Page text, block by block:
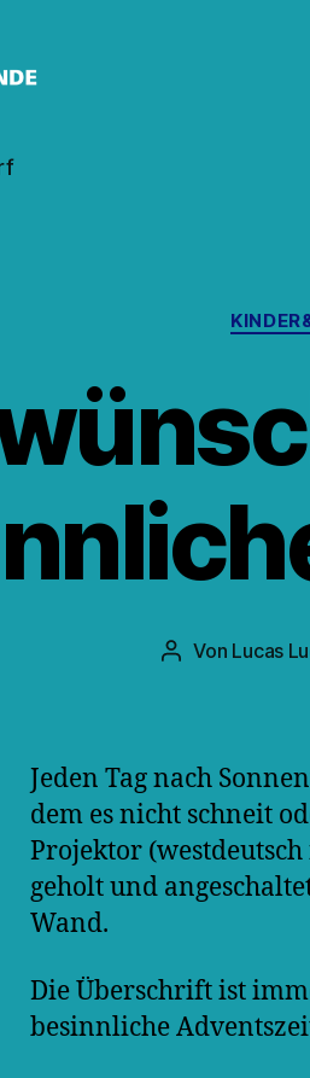
Beitragsautor
Von Lucas
Jeden Tag nach
dem es nicht schneit
Projektor
geholt und
Wand.
Die Überschrift ist
besinnliche